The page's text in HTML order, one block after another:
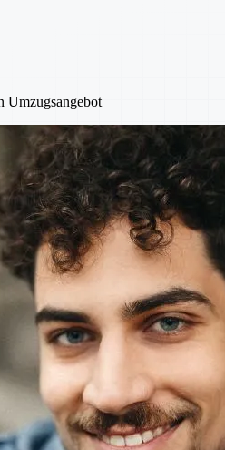
Umzugsangebot